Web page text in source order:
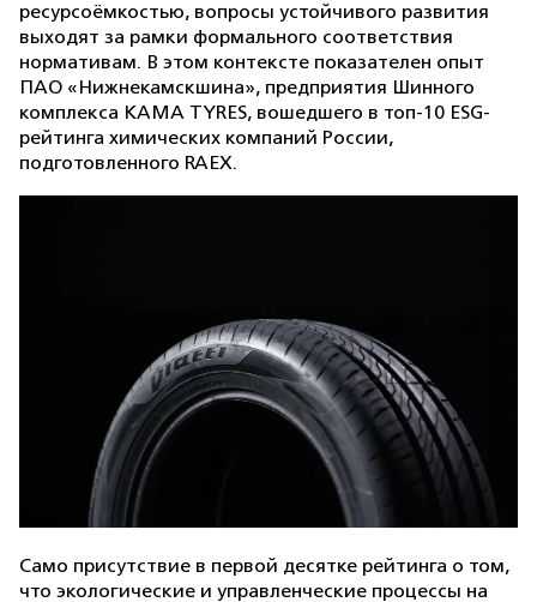
ресурсоёмкостью, вопросы устойчивого развития
выходят за рамки формального соответствия
нормативам. В этом контексте показателен опыт
ПАО «Нижнекамскшина», предприятия Шинного
комплекса KAMA TYRES, вошедшего в топ-10 ESG-
рейтинга химических компаний России,
подготовленного RAEX.
Само присутствие в первой десятке рейтинга о том,
что экологические и управленческие процессы на